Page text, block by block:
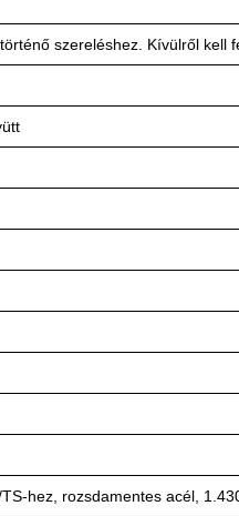
szereléshez. Kívülről
hez, rozsdamentes acél,